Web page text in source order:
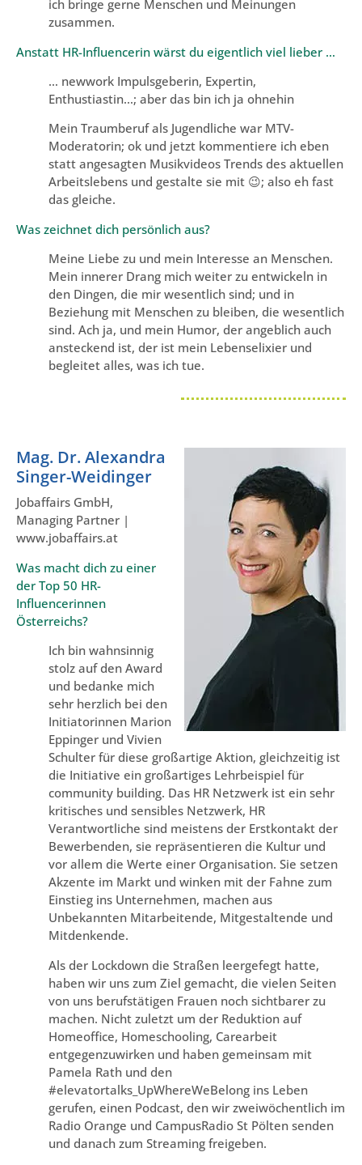
ich bringe gerne Menschen und Meinungen
zusammen.
Anstatt HR-Influencerin wärst du eigentlich viel lieber …
… newwork Impulsgeberin, Expertin,
Enthustiastin…; aber das bin ich ja ohnehin
Mein Traumberuf als Jugendliche war MTV-
Moderatorin; ok und jetzt kommentiere ich eben
statt angesagten Musikvideos Trends des aktuellen
Arbeitslebens und gestalte sie mit 😉; also eh fast
das gleiche.
Was zeichnet dich persönlich aus?
Meine Liebe zu und mein Interesse an Menschen.
Mein innerer Drang mich weiter zu entwickeln in
den Dingen, die mir wesentlich sind; und in
Beziehung mit Menschen zu bleiben, die wesentlich
sind. Ach ja, und mein Humor, der angeblich auch
ansteckend ist, der ist mein Lebenselixier und
begleitet alles, was ich tue.
Mag. Dr. Alexandra
Singer-Weidinger
Jobaffairs GmbH,
Managing Partner |
www.jobaffairs.at
Was macht dich zu einer
der Top 50 HR-
Influencerinnen
Österreichs?
Ich bin wahnsinnig
stolz auf den Award
und bedanke mich
sehr herzlich bei den
Initiatorinnen Marion
Eppinger und Vivien
Schulter für diese großartige Aktion, gleichzeitig ist
die Initiative ein großartiges Lehrbeispiel für
community building. Das HR Netzwerk ist ein sehr
kritisches und sensibles Netzwerk, HR
Verantwortliche sind meistens der Erstkontakt der
Bewerbenden, sie repräsentieren die Kultur und
vor allem die Werte einer Organisation. Sie setzen
Akzente im Markt und winken mit der Fahne zum
Einstieg ins Unternehmen, machen aus
Unbekannten Mitarbeitende, Mitgestaltende und
Mitdenkende.
Als der Lockdown die Straßen leergefegt hatte,
haben wir uns zum Ziel gemacht, die vielen Seiten
von uns berufstätigen Frauen noch sichtbarer zu
machen. Nicht zuletzt um der Reduktion auf
Homeoffice, Homeschooling, Carearbeit
entgegenzuwirken und haben gemeinsam mit
Pamela Rath und den
#elevatortalks_UpWhereWeBelong ins Leben
gerufen, einen Podcast, den wir zweiwöchentlich im
Radio Orange und CampusRadio St Pölten senden
und danach zum Streaming freigeben.